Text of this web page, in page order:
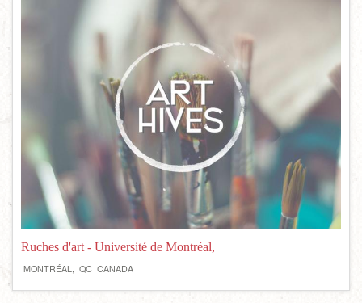
Ruches d'art - Université de Montréal,
MONTRÉAL, QC CANADA